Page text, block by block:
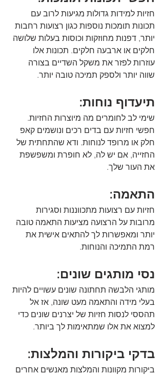
חזיות למידות גדולות מגיעות לרוב עם
תכונות תומכות נוספות כגון רצועות רחבות
יותר, דפנות מחוזקות וכוסות בעלות שלושה
חלקים או ארבעה חלקים. תכונות אלו
עוזרות לפזר את משקל השדיים בצורה
שווה יותר ולספק תמיכה טובה יותר.
תיעדוף נוחות:
שימי לב לחומרים מה מיוצרות החזיות.
חפשי חזיות עם בדים רכים ונושמים קאפ
חלק או מרופד לנוחות. ודא שהתחתית של
החזייה, אם יש לה, לא חופרת ומשפשפת
את העור שלך.
התאמה:
חזיות עם רצועות מתכווננות וסגירות
מרובות על הרצועה מציעות התאמה טובה
יותר ומאפשרות לך להתאים אישית את
רמת התמיכה והנוחות.
נסי מותגים שונים:
מותגי הלבשה תחתונה שונים עשויים להיות
בעלי מידה והתאמה מעט שונה, אז אל
תהססי לנסות חזיות של יצרנים שונים כדי
למצוא את אלו שמתאימות לך ביותר.
בדקי ביקורות והמלצות:
ביקורות מקוונות והמלצות מאנשים אחרים